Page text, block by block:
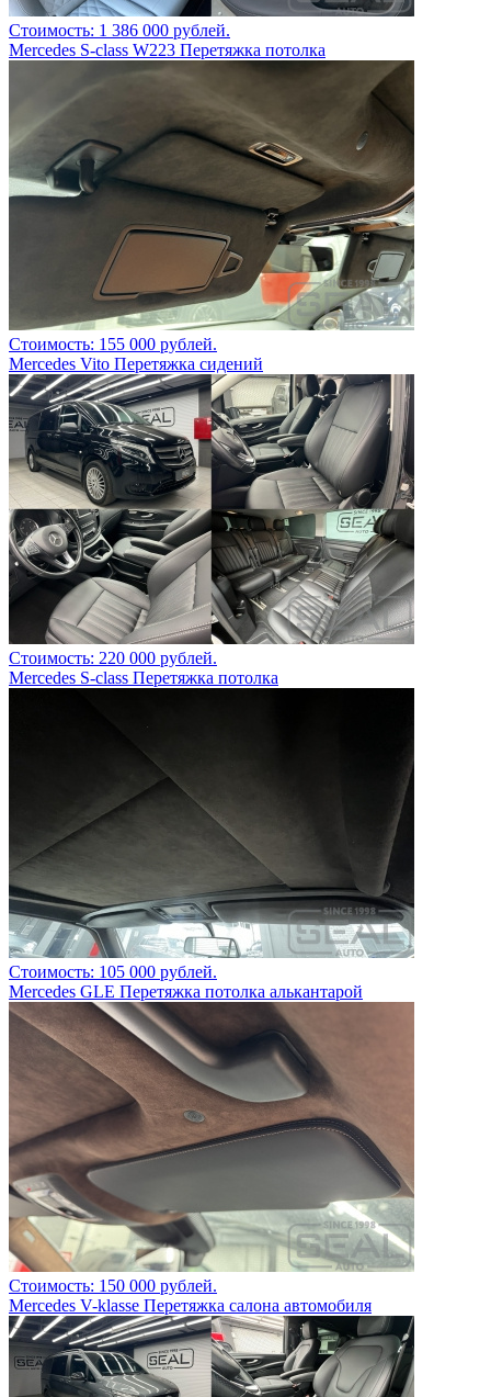
Стоимость: 1 386 000 рублей.
Mercedes S-class W223 Перетяжка потолка
Стоимость: 155 000 рублей.
Mercedes Vito Перетяжка сидений
Стоимость: 220 000 рублей.
Mercedes S-class Перетяжка потолка
Стоимость: 105 000 рублей.
Mercedes GLE Перетяжка потолка алькантарой
Стоимость: 150 000 рублей.
Mercedes V-klasse Перетяжка салона автомобиля